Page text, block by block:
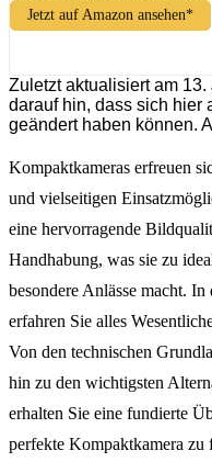
Jetzt auf Amazon ansehen*
Zuletzt aktualisiert am
darauf hin, dass sich hier
geändert haben können.
Kompaktkameras erfreuen
und vielseitigen
eine hervorragende
Handhabung, was sie zu
besondere Anlässe macht.
erfahren Sie alles
Von den technischen
hin zu den wichtigsten
erhalten Sie eine fundierte
perfekte Kompaktkamera zu